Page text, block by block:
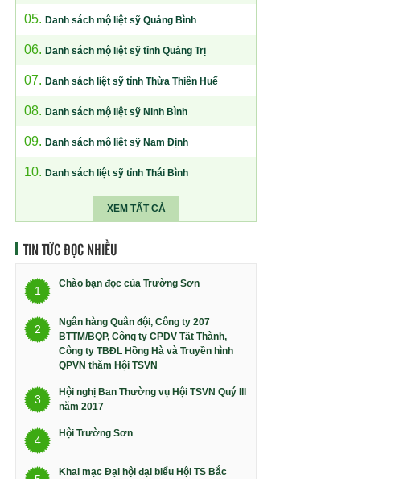
05. Danh sách mộ liệt sỹ Quảng Bình
06. Danh sách mộ liệt sỹ tỉnh Quảng Trị
07. Danh sách liệt sỹ tỉnh Thừa Thiên Huế
08. Danh sách mộ liệt sỹ Ninh Bình
09. Danh sách mộ liệt sỹ Nam Định
10. Danh sách liệt sỹ tỉnh Thái Bình
XEM TẤT CẢ
TIN TỨC ĐỌC NHIỀU
1
Chào bạn đọc của Trường Sơn
2
Ngân hàng Quân đội, Công ty 207
BTTM/BQP, Công ty CPDV Tất Thành,
Công ty TBĐL Hồng Hà và Truyền hình
QPVN thăm Hội TSVN
3
Hội nghị Ban Thường vụ Hội TSVN Quý III
năm 2017
4
Hội Trường Sơn
Khai mạc Đại hội đại biểu Hội TS Bắc